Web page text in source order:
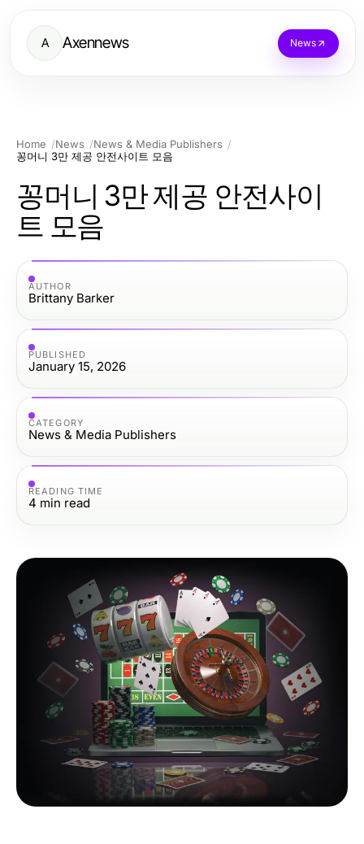
A Axennews News
Home News
News & Media Publishers
꽁머니 3만 제공 안전사이트 모음
꽁머니 3만 제공 안전사이
트 모음
AUTHOR
Brittany Barker
PUBLISHED
January 15, 2026
CATEGORY
News & Media Publishers
READING TIME
4 min read